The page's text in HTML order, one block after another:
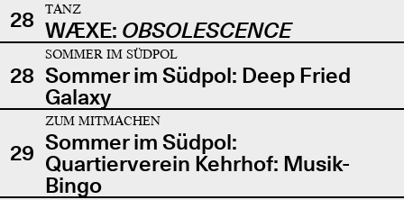
28
TANZ
WÆXE: OBSOLESCENCE
28
SOMMER IM SÜDPOL
Sommer im Südpol: Deep Fried
Galaxy
29
ZUM MITMACHEN
Sommer im Südpol:
Quartierverein Kehrhof: Musik-
Bingo